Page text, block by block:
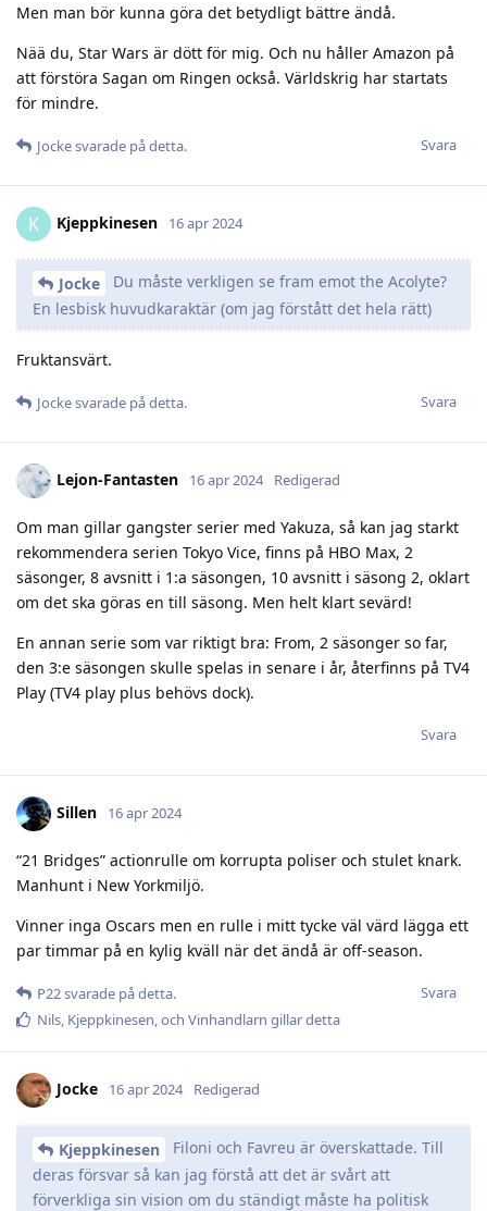
Men man bör kunna göra det betydligt bättre ändå.
Nää du, Star Wars är dött för mig. Och nu håller Amazon på
att förstöra Sagan om Ringen också. Världskrig har startats
för mindre.
Svara
Jockesvarade på detta.
K Kjeppkinesen 16 apr 2024
Jocke
Du måste verkligen se fram emot the Acolyte?
En lesbisk huvudkaraktär (om jag förstått det hela rätt)
Fruktansvärt.
Svara
Jockesvarade på detta.
Lejon-Fantasten 16 apr 2024 Redigerad
Om man gillar gangster serier med Yakuza, så kan jag starkt
rekommendera serien Tokyo Vice, finns på HBO Max, 2
säsonger, 8 avsnitt i 1:a säsongen, 10 avsnitt i säsong 2, oklart
om det ska göras en till säsong. Men helt klart sevärd!
En annan serie som var riktigt bra: From, 2 säsonger so far,
den 3:e säsongen skulle spelas in senare i år, återfinns på TV4
Play (TV4 play plus behövs dock).
Svara
Sillen 16 apr 2024
“21 Bridges” actionrulle om korrupta poliser och stulet knark.
Manhunt i New Yorkmiljö.
Vinner inga Oscars men en rulle i mitt tycke väl värd lägga ett
par timmar på en kylig kväll när det ändå är off-season.
Svara
P22svarade på detta.
Nils, Kjeppkinesen, och Vinhandlarn gillar detta
Jocke 16 apr 2024 Redigerad
Kjeppkinesen
Filoni och Favreu är överskattade. Till
deras försvar så kan jag förstå att det är svårt att
förverkliga sin vision om du ständigt måste ha politisk